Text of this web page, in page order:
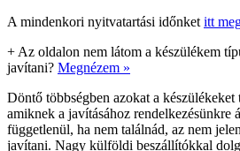
A mindenkori nyitvatartási időnket itt
+ Az oldalon nem látom a készülékem
javítani? Megnézem »
Döntő többségben azokat a
amiknek a javításához rendelkezésünkre
függetlenül, ha nem találnád, az nem
javítani. Nagy külföldi beszállítókkal